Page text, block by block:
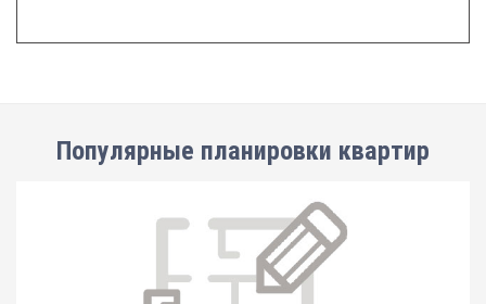
Популярные планировки квартир